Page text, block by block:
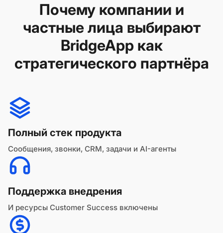
Почему компании и
частные лица выбирают
BridgeApp как
стратегического партнёра
Полный стек продукта
Сообщения, звонки, CRM, задачи и AI-агенты
Поддержка внедрения
И ресурсы Customer Success включены